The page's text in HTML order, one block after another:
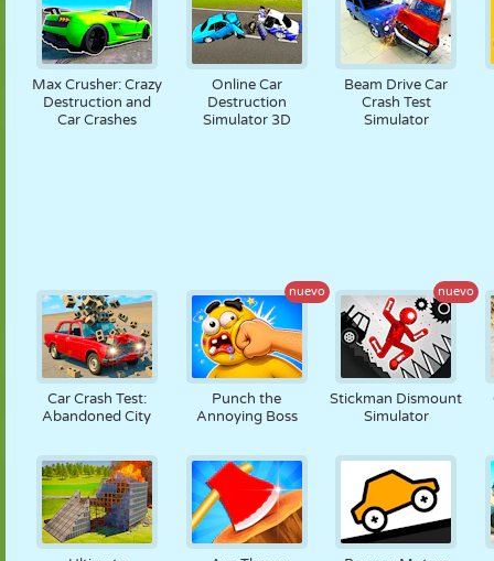
Max Crusher: Crazy
Destruction and
Car Crashes
Online Car
Destruction
Simulator 3D
Beam Drive Car
Crash Test
Simulator
Car Crash Test:
Abandoned City
nuevo
Punch the
Annoying Boss
nuevo
Stickman Dismount
Simulator